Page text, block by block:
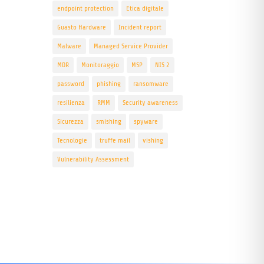
endpoint protection Etica digitale
Guasto Hardware Incident report
Malware Managed Service Provider
MDR Monitoraggio MSP NIS 2
password phishing ransomware
resilienza RMM Security awareness
Sicurezza smishing spyware
Tecnologie truffe mail vishing
Vulnerability Assessment